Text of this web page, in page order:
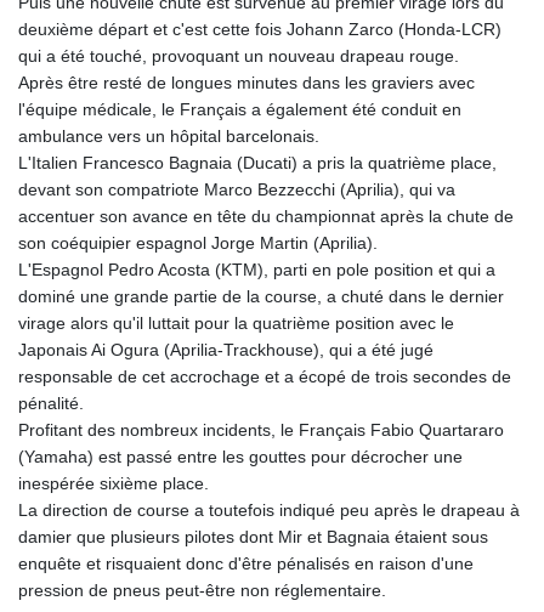
deuxième départ et c'est cette fois Johann Zarco (Honda-LCR)
qui a été touché, provoquant un nouveau drapeau rouge.
Après être resté de longues minutes dans les graviers avec
l'équipe médicale, le Français a également été conduit en
ambulance vers un hôpital barcelonais.
L'Italien Francesco Bagnaia (Ducati) a pris la quatrième place,
devant son compatriote Marco Bezzecchi (Aprilia), qui va
accentuer son avance en tête du championnat après la chute de
son coéquipier espagnol Jorge Martin (Aprilia).
L'Espagnol Pedro Acosta (KTM), parti en pole position et qui a
dominé une grande partie de la course, a chuté dans le dernier
virage alors qu'il luttait pour la quatrième position avec le
Japonais Ai Ogura (Aprilia-Trackhouse), qui a été jugé
responsable de cet accrochage et a écopé de trois secondes de
pénalité.
Profitant des nombreux incidents, le Français Fabio Quartararo
(Yamaha) est passé entre les gouttes pour décrocher une
inespérée sixième place.
La direction de course a toutefois indiqué peu après le drapeau à
damier que plusieurs pilotes dont Mir et Bagnaia étaient sous
enquête et risquaient donc d'être pénalisés en raison d'une
pression de pneus peut-être non réglementaire.